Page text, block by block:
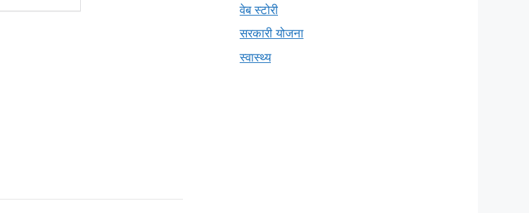
वेब स्टोरी
सरकारी योजना
स्वास्थ्य